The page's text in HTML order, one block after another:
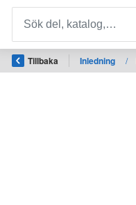
Tillbaka Inledning /